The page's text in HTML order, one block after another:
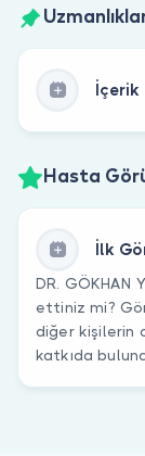
İçerik
Hasta
İlk
DR. GÖKHAN
ettiniz mi?
diğer kişilerin
katkıda